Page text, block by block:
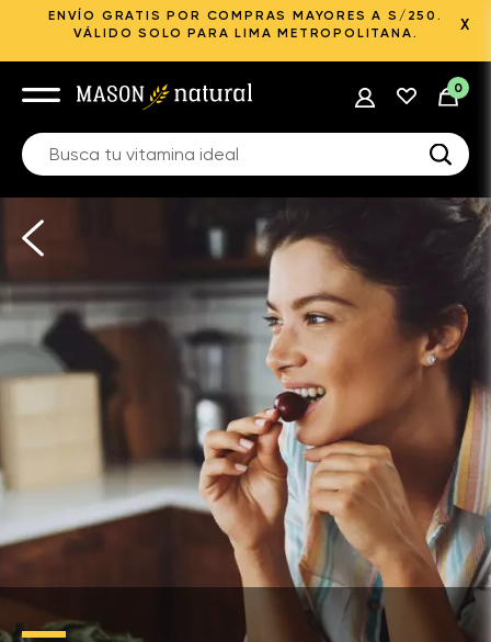
ENVÍO GRATIS POR COMPRAS MAYORES A S/250.
VÁLIDO SOLO PARA LIMA METROPOLITANA.
X
0